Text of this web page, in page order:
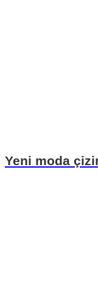
Yeni moda